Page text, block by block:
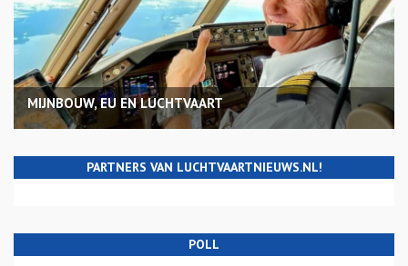
MIJNBOUW, EU EN LUCHTVAART
PARTNERS VAN LUCHTVAARTNIEUWS.NL!
POLL